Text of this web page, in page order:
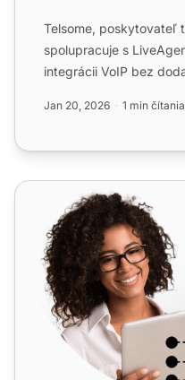
Telsome, poskytovateľ
spolupracuje s
integrácii VoIP bez
Jan 20, 2026 1 min čítania
TTNC